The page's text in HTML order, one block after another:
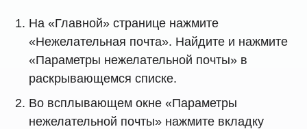
На «Главной» странице нажмите
«Нежелательная почта». Найдите и нажмите
«Параметры нежелательной почты» в
раскрывающемся списке.
Во всплывающем окне «Параметры
нежелательной почты» нажмите вкладку